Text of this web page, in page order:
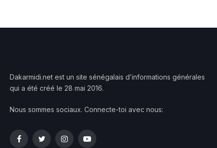
Dakarmidi.net est un site sénégalais d’informations générales
qui a été créé le 28 mai 2016.
Nous sommes sociaux. Connecte-toi avec nous:
FacebookTwitterInstagramYouTube